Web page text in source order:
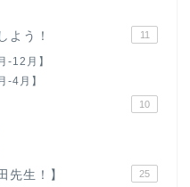
よう！ 11
-12月】
-4月】
10
先生！】 25